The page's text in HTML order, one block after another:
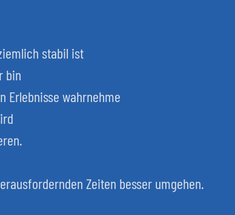
stabil ist
bin
Erlebnisse wahrnehme
Zeiten besser umgehen.